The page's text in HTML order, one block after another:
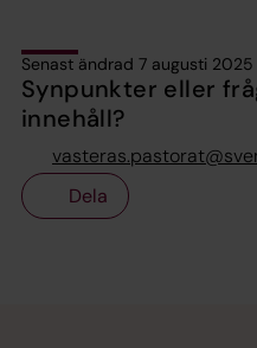
Senast ändrad 7 augusti 2025
Synpunkter eller
innehåll?
Dela